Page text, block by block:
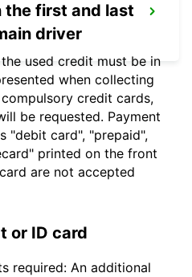
the first and last
driver
used credit must be in
when collecting
credit cards,
be requested. Payment
"debit card", "prepaid",
printed on the front
are not accepted
or ID card
required: An additional